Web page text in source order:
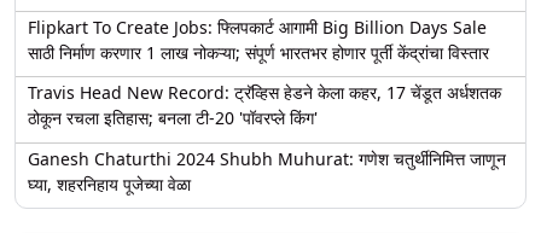
Flipkart To Create Jobs: फ्लिपकार्ट आगामी Big Billion Days Sale
साठी निर्माण करणार 1 लाख नोकऱ्या; संपूर्ण भारतभर होणार पूर्ती केंद्रांचा विस्तार
Travis Head New Record: ट्रॅव्हिस हेडने केला कहर, 17 चेंडूत अर्धशतक
ठोकून रचला इतिहास; बनला टी-20 'पॉवरप्ले किंग'
Ganesh Chaturthi 2024 Shubh Muhurat: गणेश चतुर्थीनिमित्त जाणून
घ्या, शहरनिहाय पूजेच्या वेळा